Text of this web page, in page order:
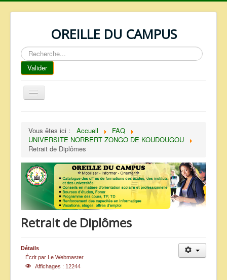
OREILLE DU CAMPUS
Rechercher
Valider
Basculer
la
REPERTOIRE
QUI SOMMES NOUS ?
NOS SERVICES
FAQ
CONTACTS
TELECHARGEMENTS
Vous êtes ici : Accueil
FAQ
UNIVERSITE NORBERT ZONGO DE KOUDOUGOU
Retrait de Diplômes
Retrait de Diplômes
Détails
Écrit par Le Webmaster
Affichages : 12244